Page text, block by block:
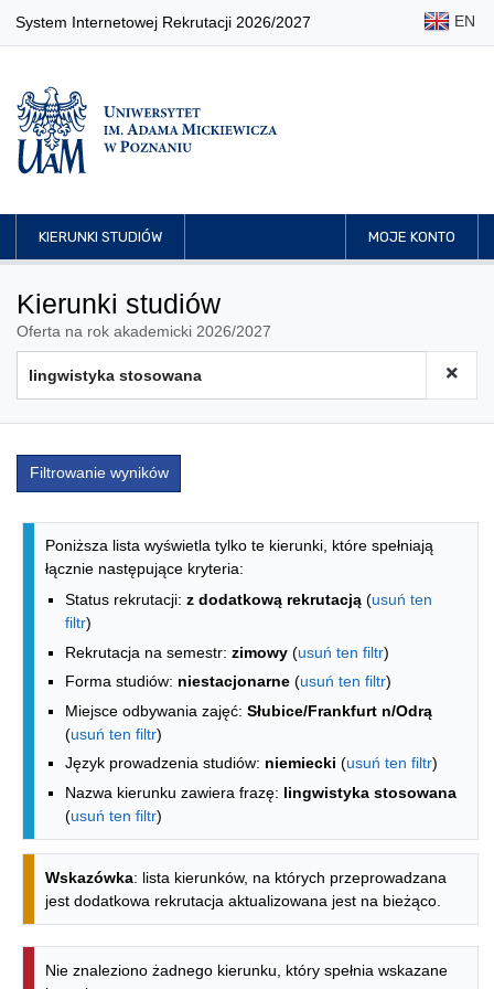
System Internetowej Rekrutacji 2026/2027 EN
KIERUNKI STUDIÓW MOJE KONTO
Kierunki studiów
Oferta na rok akademicki 2026/2027
Filtrowanie wyników
Lista kierunków - indeks alfabetyczny
Poniższa lista wyświetla tylko te kierunki, które spełniają
łącznie następujące kryteria:
Status rekrutacji: z dodatkową rekrutacją (usuń ten
filtr)
Rekrutacja na semestr: zimowy (usuń ten filtr)
Forma studiów: niestacjonarne (usuń ten filtr)
Miejsce odbywania zajęć: Słubice/Frankfurt n/Odrą
(usuń ten filtr)
Język prowadzenia studiów: niemiecki (usuń ten filtr)
Nazwa kierunku zawiera frazę: lingwistyka stosowana
(usuń ten filtr)
Wskazówka: lista kierunków, na których przeprowadzana
jest dodatkowa rekrutacja aktualizowana jest na bieżąco.
Nie znaleziono żadnego kierunku, który spełnia wskazane